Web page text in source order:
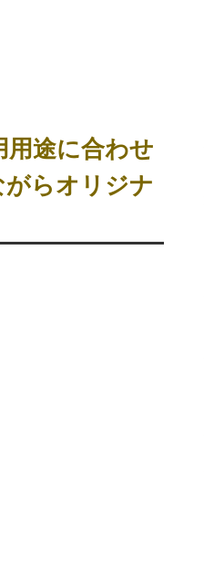
用途に合わせ
らオリジナ